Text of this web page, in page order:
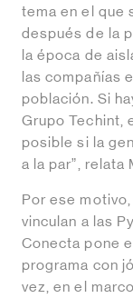
tema en el que
después de la
la época de
las compañías
población. Si
Grupo Techint,
posible si la
a la par”, relata
Por ese
vinculan a las
Conecta pone
programa con
vez, en el